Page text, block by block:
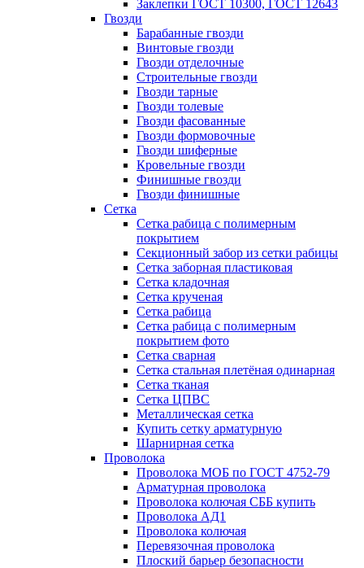
Заклепки ГОСТ 10300, ГОСТ 12643
Гвозди
Барабанные гвозди
Винтовые гвозди
Гвозди отделочные
Строительные гвозди
Гвозди тарные
Гвозди толевые
Гвозди фасованные
Гвозди формовочные
Гвозди шиферные
Кровельные гвозди
Финишные гвозди
Гвозди финишные
Сетка
Сетка рабица с полимерным
покрытием
Секционный забор из сетки рабицы
Сетка заборная пластиковая
Сетка кладочная
Сетка крученая
Сетка рабица
Сетка рабица с полимерным
покрытием фото
Сетка сварная
Сетка стальная плетёная одинарная
Сетка тканая
Сетка ЦПВС
Металлическая сетка
Купить сетку арматурную
Шарнирная сетка
Проволока
Проволока МОБ по ГОСТ 4752-79
Арматурная проволока
Проволока колючая СББ купить
Проволока АД1
Проволока колючая
Перевязочная проволока
Плоский барьер безопасности